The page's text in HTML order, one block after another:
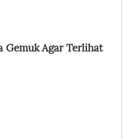
Gemuk Agar Terlihat